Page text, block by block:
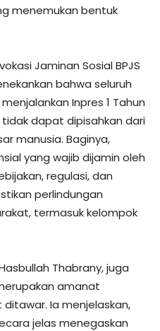
menemukan bentuk
Jaminan Sosial BPJS
bahwa seluruh
Inpres 1 Tahun
tidak dapat dipisahkan dari
manusia. Baginya,
yang wajib dijamin oleh
regulasi, dan
perlindungan
termasuk kelompok
Thabrany, juga
amanat
Ia menjelaskan,
jelas menegaskan